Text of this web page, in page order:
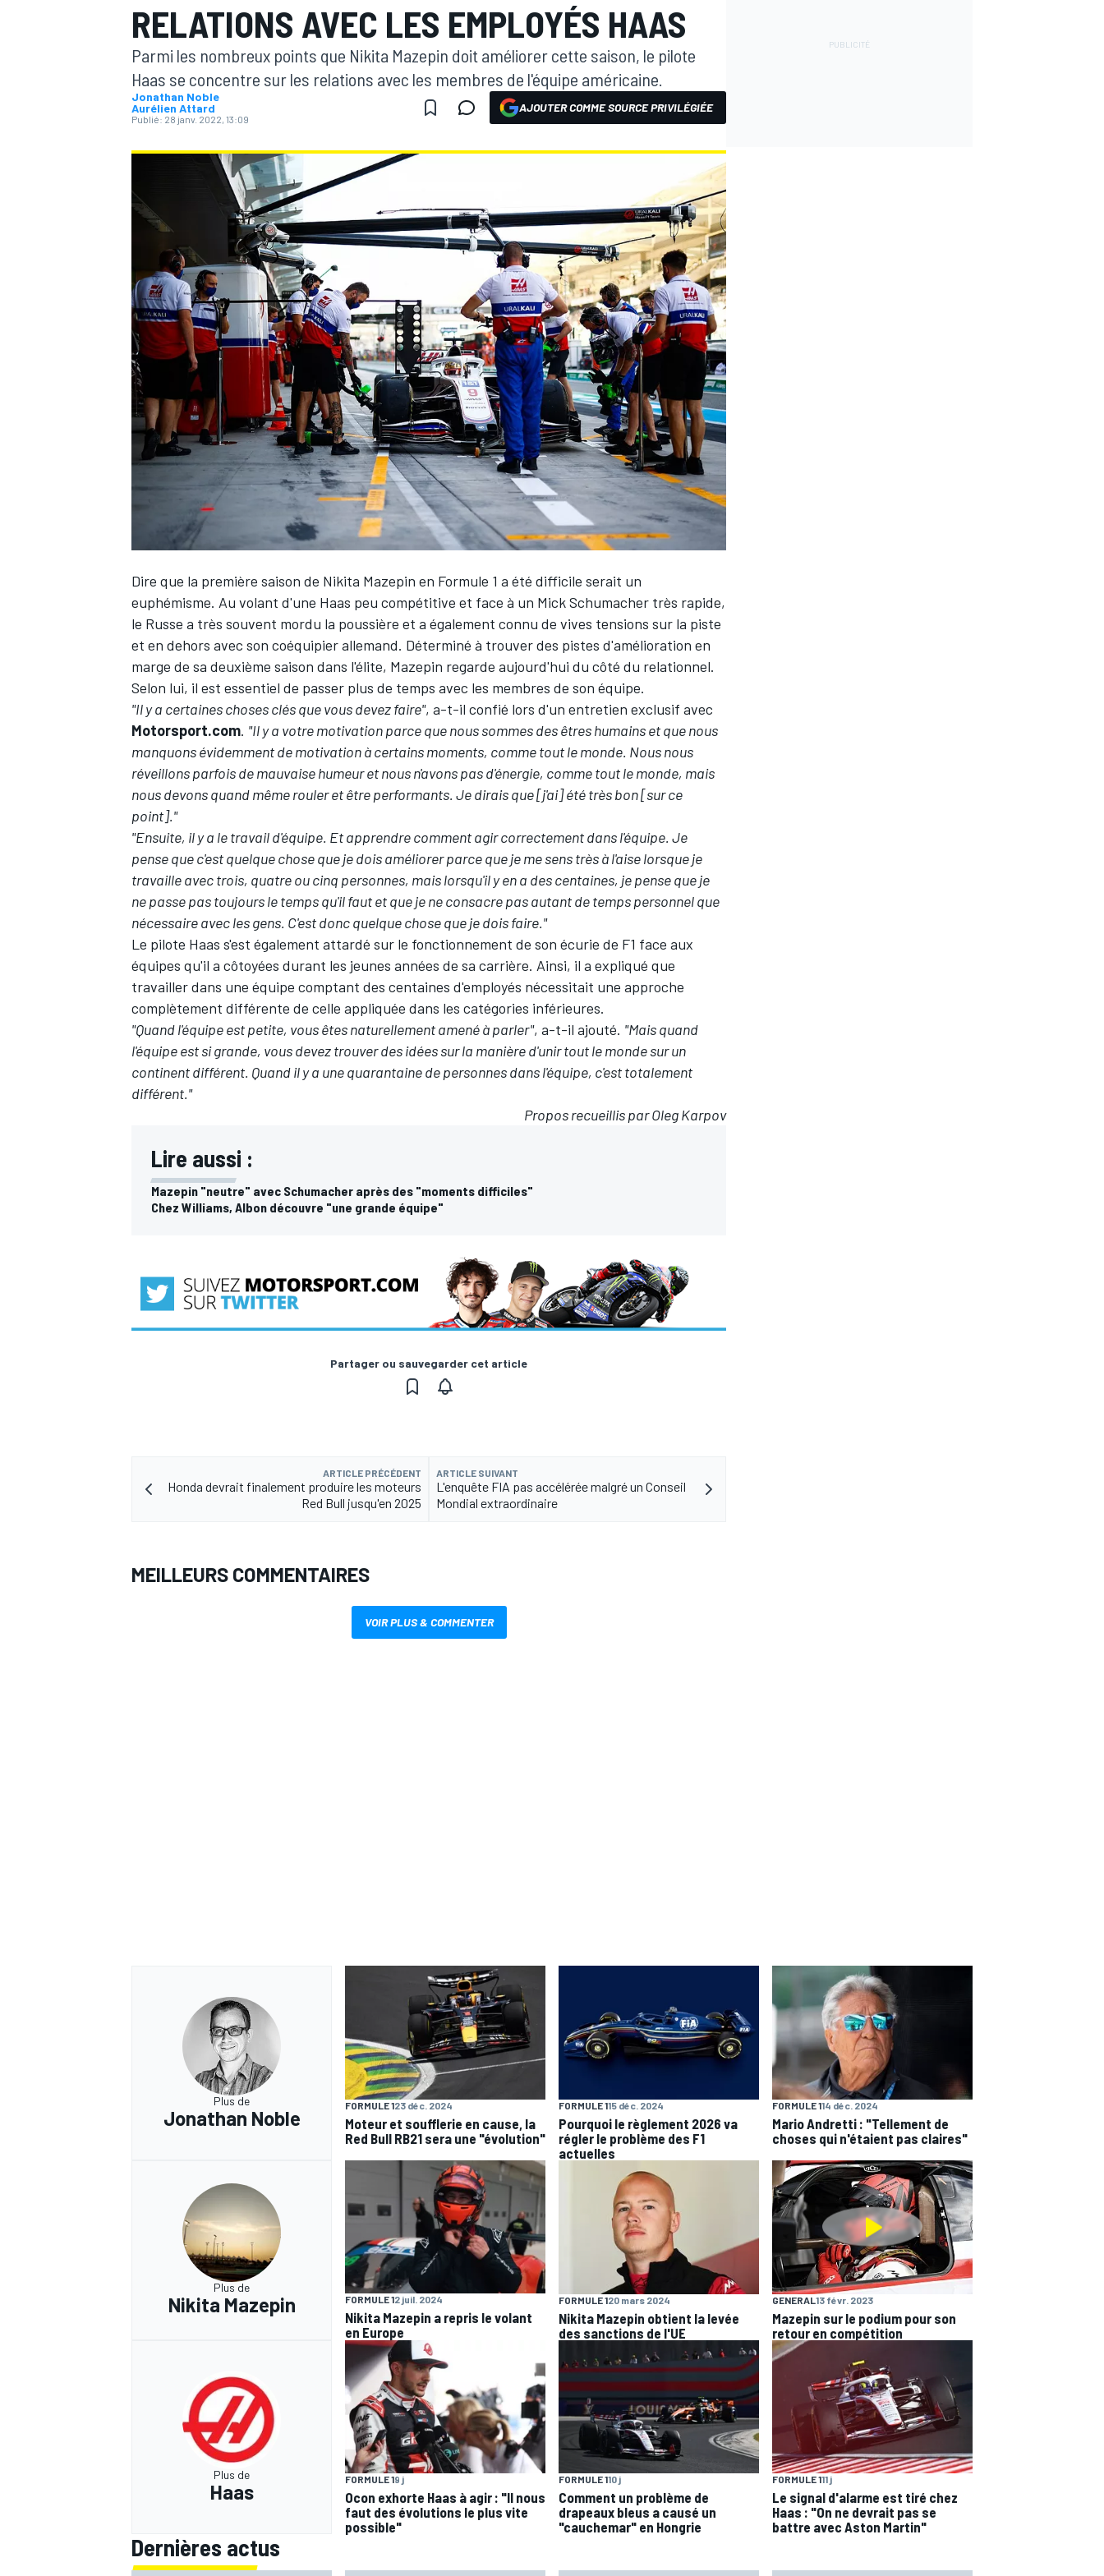
MOTOGP
WRC
WEC
AUTRES CHAMPIONNATS
RELATIONS AVEC LES EMPLOYÉS HAAS
Parmi les nombreux points que Nikita Mazepin doit améliorer cette saison, le pilote
Haas se concentre sur les relations avec les membres de l'équipe américaine.
Jonathan Noble
Aurélien Attard
Publié: 28 janv. 2022, 13:09
AJOUTER COMME SOURCE PRIVILÉGIÉE
Dire que la première saison de Nikita Mazepin en Formule 1 a été difficile serait un
euphémisme. Au volant d'une Haas peu compétitive et face à un Mick Schumacher très rapide,
le Russe a très souvent mordu la poussière et a également connu de vives tensions sur la piste
et en dehors avec son coéquipier allemand. Déterminé à trouver des pistes d'amélioration en
marge de sa deuxième saison dans l'élite, Mazepin regarde aujourd'hui du côté du relationnel.
Selon lui, il est essentiel de passer plus de temps avec les membres de son équipe.
"Il y a certaines choses clés que vous devez faire", a-t-il confié lors d'un entretien exclusif avec
Motorsport.com. "Il y a votre motivation parce que nous sommes des êtres humains et que nous
manquons évidemment de motivation à certains moments, comme tout le monde. Nous nous
réveillons parfois de mauvaise humeur et nous n'avons pas d'énergie, comme tout le monde, mais
nous devons quand même rouler et être performants. Je dirais que [j'ai] été très bon [sur ce
point]."
"Ensuite, il y a le travail d'équipe. Et apprendre comment agir correctement dans l'équipe. Je
pense que c'est quelque chose que je dois améliorer parce que je me sens très à l'aise lorsque je
travaille avec trois, quatre ou cinq personnes, mais lorsqu'il y en a des centaines, je pense que je
ne passe pas toujours le temps qu'il faut et que je ne consacre pas autant de temps personnel que
nécessaire avec les gens. C'est donc quelque chose que je dois faire."
Le pilote Haas s'est également attardé sur le fonctionnement de son écurie de F1 face aux
équipes qu'il a côtoyées durant les jeunes années de sa carrière. Ainsi, il a expliqué que
travailler dans une équipe comptant des centaines d'employés nécessitait une approche
complètement différente de celle appliquée dans les catégories inférieures.
"Quand l'équipe est petite, vous êtes naturellement amené à parler", a-t-il ajouté. "Mais quand
l'équipe est si grande, vous devez trouver des idées sur la manière d'unir tout le monde sur un
continent différent. Quand il y a une quarantaine de personnes dans l'équipe, c'est totalement
différent."
Propos recueillis par Oleg Karpov
Lire aussi :
Mazepin "neutre" avec Schumacher après des "moments difficiles"
Chez Williams, Albon découvre "une grande équipe"
Partager ou sauvegarder cet article
ARTICLE PRÉCÉDENT
Honda devrait finalement produire les moteurs
Red Bull jusqu'en 2025
ARTICLE SUIVANT
L'enquête FIA pas accélérée malgré un Conseil
Mondial extraordinaire
MEILLEURS COMMENTAIRES
VOIR PLUS & COMMENTER
Plus de
Jonathan Noble
FORMULE 123 déc. 2024
Moteur et soufflerie en cause, la
Red Bull RB21 sera une "évolution"
FORMULE 115 déc. 2024
Pourquoi le règlement 2026 va
régler le problème des F1
actuelles
FORMULE 114 déc. 2024
Mario Andretti : "Tellement de
choses qui n'étaient pas claires"
Plus de
Nikita Mazepin FORMULE 12 juil. 2024
Nikita Mazepin a repris le volant
en Europe
FORMULE 120 mars 2024
Nikita Mazepin obtient la levée
des sanctions de l'UE
GENERAL 13 févr. 2023
Mazepin sur le podium pour son
retour en compétition
Plus de
Haas
FORMULE 19 j
Ocon exhorte Haas à agir : "Il nous
faut des évolutions le plus vite
possible"
FORMULE 110 j
Comment un problème de
drapeaux bleus a causé un
"cauchemar" en Hongrie
FORMULE 111 j
Le signal d'alarme est tiré chez
Haas : "On ne devrait pas se
battre avec Aston Martin"
Dernières actus